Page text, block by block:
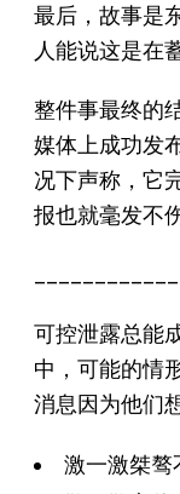
最后，故事是
人能说这是在
整件事最终的
媒体上成功发
况下声称，它
报也就毫发不伤
可控泄露总能
中，可能的情
消息因为他们
激一激桀骜